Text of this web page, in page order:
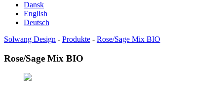
Dansk
English
Deutsch
Solwang Design - Produkte - Rose/Sage Mix BIO
Rose/Sage Mix BIO